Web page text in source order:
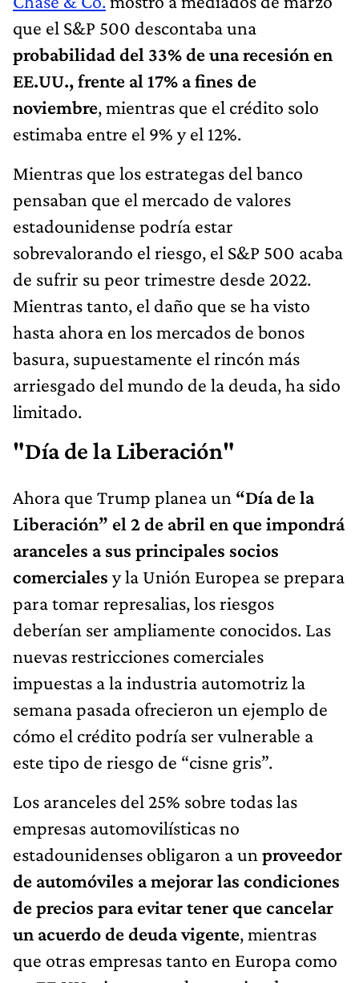
que el S&P 500 descontaba una
probabilidad del 33% de una recesión en
EE.UU., frente al 17% a fines de
noviembre, mientras que el crédito solo
estimaba entre el 9% y el 12%.
Mientras que los estrategas del banco
pensaban que el mercado de valores
estadounidense podría estar
sobrevalorando el riesgo, el S&P 500 acaba
de sufrir su peor trimestre desde 2022.
Mientras tanto, el daño que se ha visto
hasta ahora en los mercados de bonos
basura, supuestamente el rincón más
arriesgado del mundo de la deuda, ha sido
limitado.
"Día de la Liberación"
Ahora que Trump planea un “Día de la
Liberación” el 2 de abril en que impondrá
aranceles a sus principales socios
comerciales y la Unión Europea se prepara
para tomar represalias, los riesgos
deberían ser ampliamente conocidos. Las
nuevas restricciones comerciales
impuestas a la industria automotriz la
semana pasada ofrecieron un ejemplo de
cómo el crédito podría ser vulnerable a
este tipo de riesgo de “cisne gris”.
Los aranceles del 25% sobre todas las
empresas automovilísticas no
estadounidenses obligaron a un proveedor
de automóviles a mejorar las condiciones
de precios para evitar tener que cancelar
un acuerdo de deuda vigente, mientras
que otras empresas tanto en Europa como